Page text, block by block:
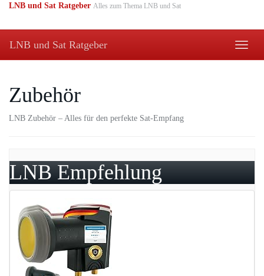
Skip
main
content
LNB und Sat Ratgeber Alles zum Thema LNB und Sat
Toggle
LNB und Sat Ratgeber
Zubehör
LNB Zubehör – Alles für den perfekte Sat-Empfang
LNB Empfehlung